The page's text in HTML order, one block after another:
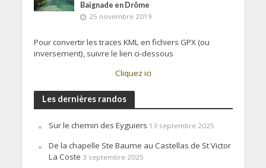
Baignade en Drôme
25 novembre 2019
Pour convertir les traces KML en fichiers GPX (ou
inversement), suivre le lien ci-dessous
Cliquez ici
Les dernières randos
Sur le chemin des Eyguiers 13 septembre 2025
De la chapelle Ste Baume au Castellas de St Victor
La Coste 3 septembre 2025